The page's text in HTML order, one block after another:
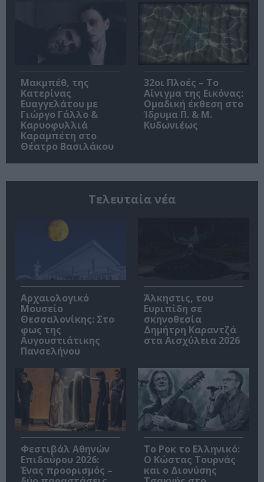
Μακμπέθ, της
Κατερίνας
Ευαγγελάτου με
Γιώργο Γάλλο &
Καρυοφυλλιά
Καραμπέτη στο
Θέατρο Βασιλάκου
32οι Πλοές – Το
Αίνιγμα της Εικόνας:
Ομαδική έκθεση στο
Ίδρυμα Π. & Μ.
Κυδωνιέως
Τελευταία νέα
Αρχαιολογικό
Μουσείο
Θεσσαλονίκης: Στο
φως της
Αυγουστιάτικης
Πανσελήνου
Άλκηστις, του
Ευριπίδη σε
σκηνοθεσία
Δημήτρη Καραντζά
στα Αισχύλεια 2026
Φεστιβάλ Αθηνών
Επιδαύρου 2026:
Ένας προορισμός –
Το Ροκ το Ελληνικό:
Ο Κώστας Τουρνάς
και ο Διονύσης